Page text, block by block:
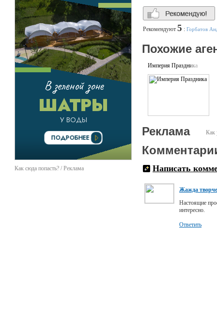
Как сюда попасть? / Реклама
Рекомендуют 5 : Горбатов
Похожие
Империя Праздника
Как
Реклама
Написать
Жажда
Настоящие
интересно.
Ответить